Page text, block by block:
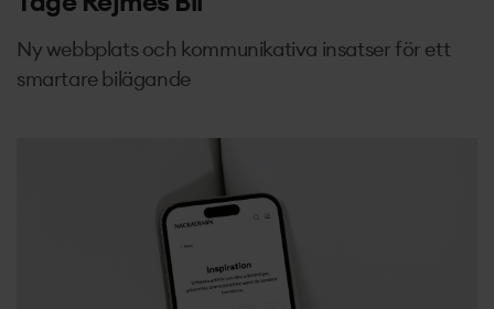
Ny webbplats och kommunikativa insatser för ett
smartare bilägande